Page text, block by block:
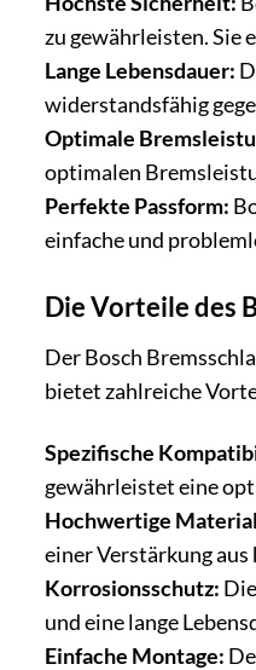
zu gewährleisten. Sie
Lange Lebensdauer:
widerstandsfähig
Optimale
optimalen
Perfekte Passform:
einfache und
Die Vorteile des
Der Bosch
bietet zahlreiche
Spezifische
gewährleistet eine
Hochwertige
einer Verstärkung
Korrosionsschutz:
und eine lange
Einfache Montage: